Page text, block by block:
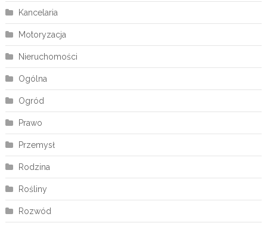
Kancelaria
Motoryzacja
Nieruchomości
Ogólna
Ogród
Prawo
Przemysł
Rodzina
Rośliny
Rozwód